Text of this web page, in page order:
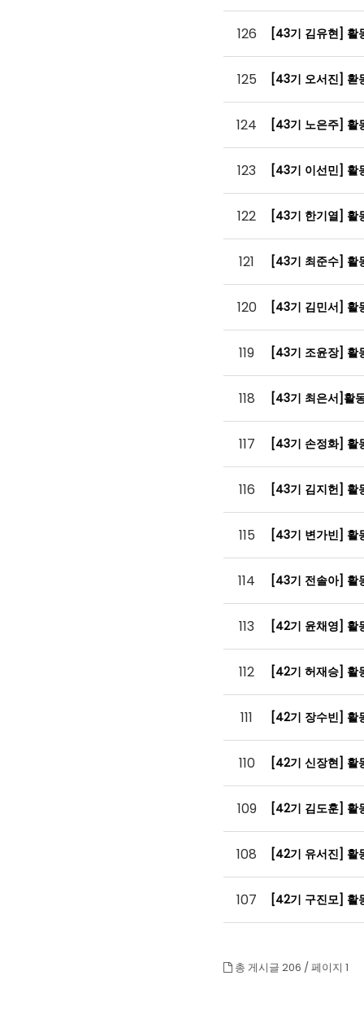
126 [43기 김유현] 활
125 [43기 오서진] 홛
124 [43기 노은주] 활
123 [43기 이선민] 활
122 [43기 한기열] 활
121 [43기 최준수] 활
120 [43기 김민서] 활
119 [43기 조윤장] 활
118 [43기 최은서]활
117 [43기 손정화] 활
116 [43기 김지헌] 활
115 [43기 변가빈] 활
114 [43기 전솔아] 활
113 [42기 윤채영] 활
112 [42기 허재승] 활
111 [42기 장수빈] 활
110 [42기 신장현] 활
109 [42기 김도훈] 활
108 [42기 유서진] 활
107 [42기 구진모] 활
총 게시글 206 /페이지 1